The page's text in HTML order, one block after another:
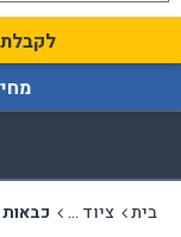
בית ציוד בטיחות כבאות